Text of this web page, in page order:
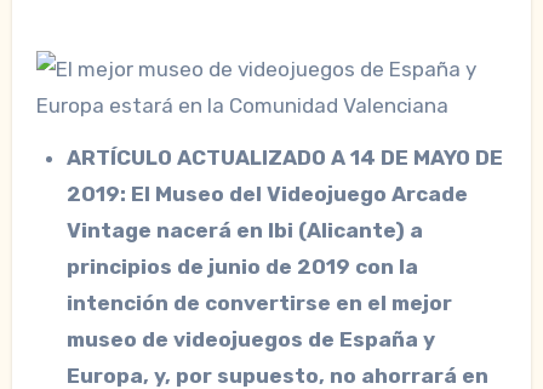
ARTÍCULO ACTUALIZADO A 14 DE MAYO DE
2019: El Museo del Videojuego Arcade
Vintage nacerá en Ibi (Alicante) a
principios de junio de 2019 con la
intención de convertirse en el mejor
museo de videojuegos de España y
Europa, y, por supuesto, no ahorrará en